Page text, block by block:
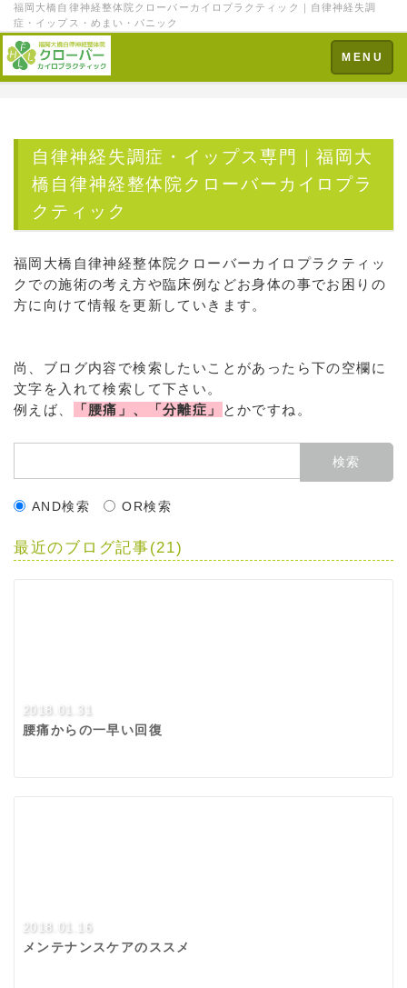
福岡大橋自律神経整体院クローバーカイロプラクティック｜自律神経失調
症・イップス・めまい・パニック
Toggle
navigation
MENU
自律神経失調症・イップス専門｜福岡大
橋自律神経整体院クローバーカイロプラ
クティック
福岡大橋自律神経整体院クローバーカイロプラクティッ
クでの施術の考え方や臨床例などお身体の事でお困りの
方に向けて情報を更新していきます。
尚、ブログ内容で検索したいことがあったら下の空欄に
文字を入れて検索して下さい。
例えば、
「腰痛」、「分離症」 とかですね。
AND検索 OR検索
最近のブログ記事(21)
2018.01.31
腰痛からの一早い回復
2018.01.16
メンテナンスケアのススメ